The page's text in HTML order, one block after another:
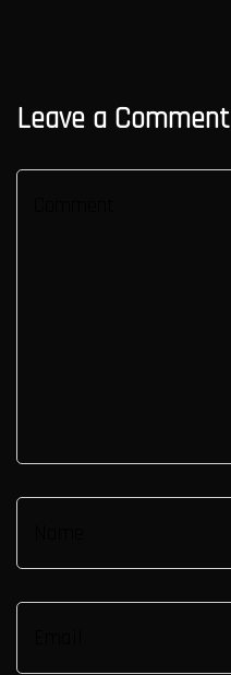
Leave a Comment